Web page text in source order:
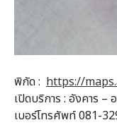
พิกัด : https://
เปิดบริการ : อังคาร –
เบอร์โทรศัพท์ 081-